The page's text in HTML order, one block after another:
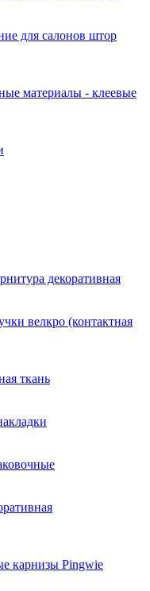
для салонов штор
материалы - клеевые
декоративная
велкро (контактная
ткань
карнизы Pingwie